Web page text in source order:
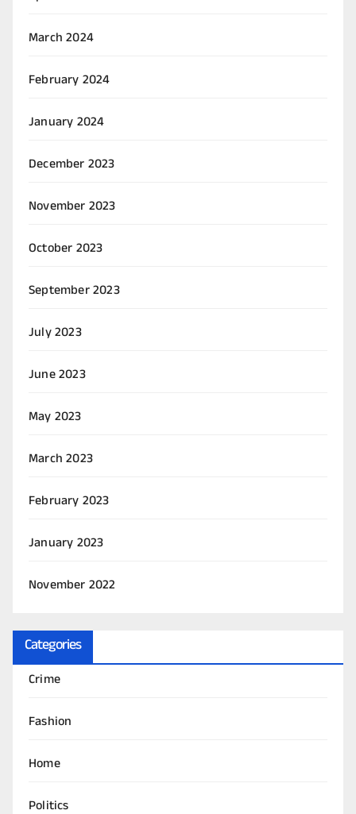
March 2024
February 2024
January 2024
December 2023
November 2023
October 2023
September 2023
July 2023
June 2023
May 2023
March 2023
February 2023
January 2023
November 2022
Categories
Crime
Fashion
Home
Politics